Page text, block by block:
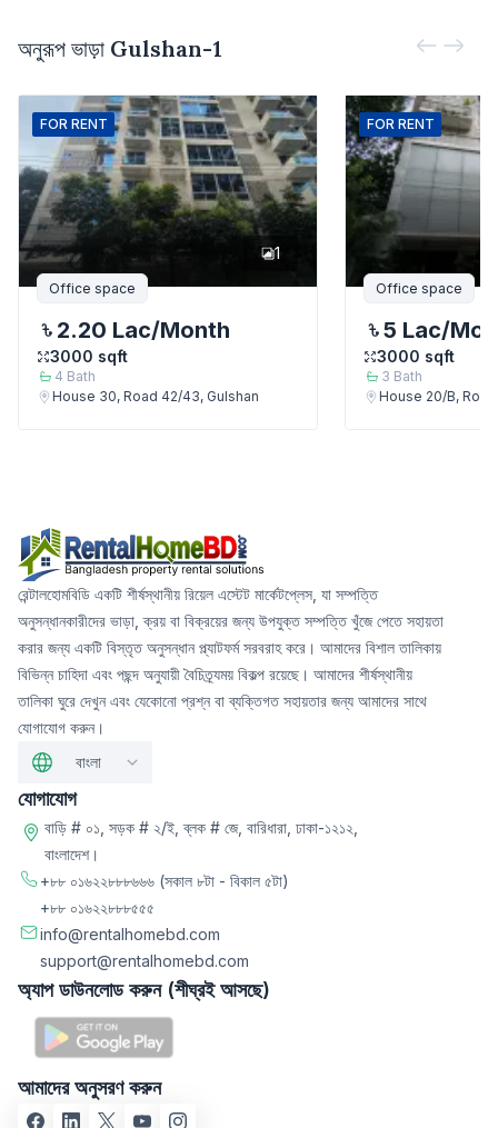
অনুরূপ ভাড়া Gulshan-1
FOR RENT
1
Office space
2.20 Lac/Month
3000 sqft
4 Bath
House 30, Road 42/43, Gulshan
FOR RENT
Office space
5 Lac/
3000 sqft
3 Bath
House 20/B,
রেন্টালহোমবিডি একটি শীর্ষস্থানীয় রিয়েল এস্টেট মার্কেটপ্লেস, যা সম্পত্তি
অনুসন্ধানকারীদের ভাড়া, ক্রয় বা বিক্রয়ের জন্য উপযুক্ত সম্পত্তি খুঁজে পেতে সহায়তা
করার জন্য একটি বিস্তৃত অনুসন্ধান প্ল্যাটফর্ম সরবরাহ করে। আমাদের বিশাল তালিকায়
বিভিন্ন চাহিদা এবং পছন্দ অনুযায়ী বৈচিত্র্যময় বিকল্প রয়েছে। আমাদের শীর্ষস্থানীয়
তালিকা ঘুরে দেখুন এবং যেকোনো প্রশ্ন বা ব্যক্তিগত সহায়তার জন্য আমাদের সাথে
যোগাযোগ করুন।
বাংলা
যোগাযোগ
বাড়ি # ০১, সড়ক # ২/ই, ব্লক # জে, বারিধারা, ঢাকা-১২১২,
বাংলাদেশ।
+৮৮ ০১৬২২৮৮৮৬৬৬ (সকাল ৮টা - বিকাল ৫টা)
+৮৮ ০১৬২২৮৮৮৫৫৫
info@rentalhomebd.com
support@rentalhomebd.com
অ্যাপ ডাউনলোড করুন (শীঘ্রই আসছে)
আমাদের অনুসরণ করুন